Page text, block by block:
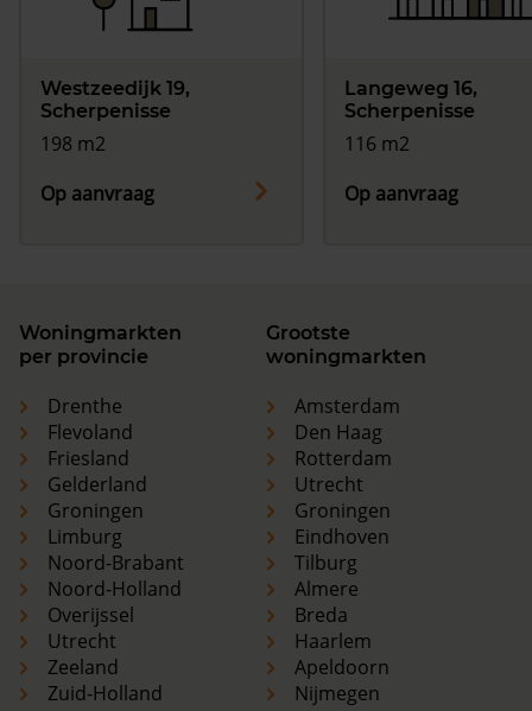
Westzeedijk 19,
Scherpenisse
198 m2
Op aanvraag
Langeweg 16,
Scherpenisse
116 m2
Op aanvraag
Woningmarkten
per provincie
Drenthe
Flevoland
Friesland
Gelderland
Groningen
Limburg
Noord-Brabant
Noord-Holland
Overijssel
Utrecht
Zeeland
Zuid-Holland
Grootste
woningmarkten
Amsterdam
Den Haag
Rotterdam
Utrecht
Groningen
Eindhoven
Tilburg
Almere
Breda
Haarlem
Apeldoorn
Nijmegen